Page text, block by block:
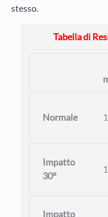
stesso.
Tabella di
Normale
Impatto
30°
Impatto